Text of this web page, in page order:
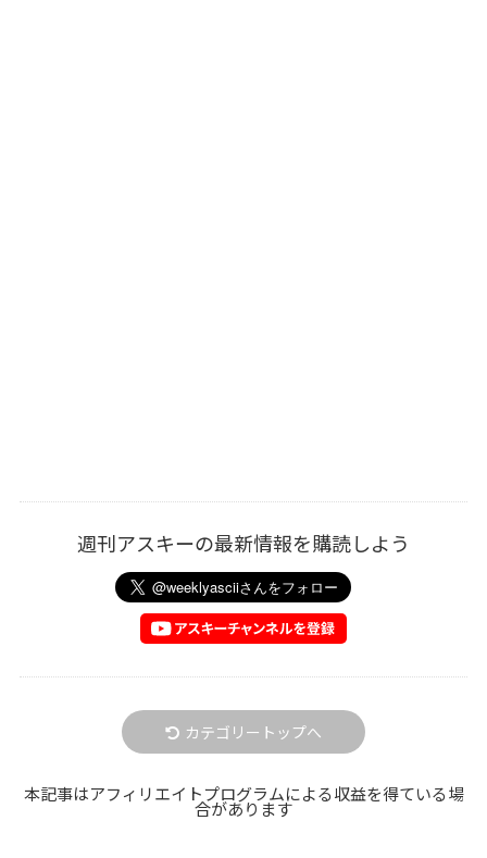
週刊アスキーの最新情報を購読しよう
カテゴリートップへ
本記事はアフィリエイトプログラムによる収益を得ている場
合があります